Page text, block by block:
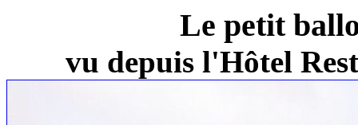
Le petit
vu depuis l'Hôtel